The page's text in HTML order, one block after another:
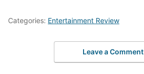
Categories: Entertainment Review
Leave a Comment